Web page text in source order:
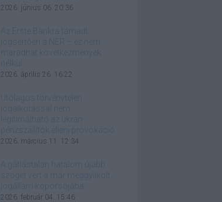
2026. június 06. 20:36
Az Erste Bankra támadt
jogsértően a NER – ez nem
maradhat következmények
nélkül
2026. április 26. 16:22
Utólagos törvénytelen
jogalkotással nem
legitimálható az ukrán
pénzszállítók elleni provokáció
2026. március 11. 12:34
A gátlástalan hatalom újabb
szöget vert a már meggyilkolt
jogállam koporsójába
2026. február 04. 15:46